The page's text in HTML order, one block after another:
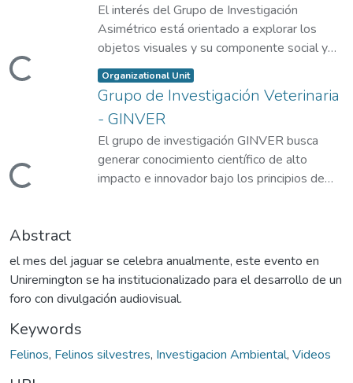
Loading...
El interés del Grupo de Investigación
Asimétrico está orientado a explorar los
objetos visuales y su componente social y
expresivo a través de las teorías,
metodologías y procesos de diseño que
reconocen la cultura visual, su naturaleza y su
impacto para comunicar la ciencia y el
conocimiento.
Áreas temáticas: Diseño, Comunicación, Arte,
Correo: edwin.mesa@uniremington.edu.co
Línea matriz: Estudios Visuales y Creación
1. Diseño, desarrollo social e innovación /
Loading...
Item type:
Organizational Unit ,
Grupo de Investigación Veterinaria
- GINVER
El grupo de investigación GINVER busca
generar conocimiento científico de alto
impacto e innovador bajo los principios de
Áreas temáticas: Ciencias clínicas, Medicina
de la producción (Ambas bajo el principio de
Líder: Brahian Camilo Tuberquia López
Abstract
el mes del jaguar se celebra anualmente, este evento en
Uniremington se ha institucionalizado para el desarrollo de un
foro con divulgación audiovisual.
Keywords
Felinos, Felinos silvestres, Investigacion Ambiental, Videos